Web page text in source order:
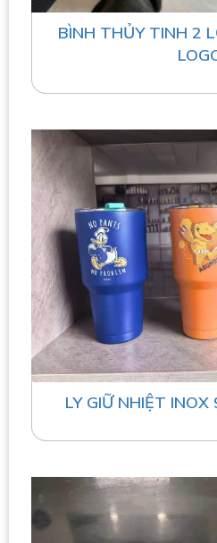
BÌNH THỦY TINH 2
LY GIỮ NHIỆT